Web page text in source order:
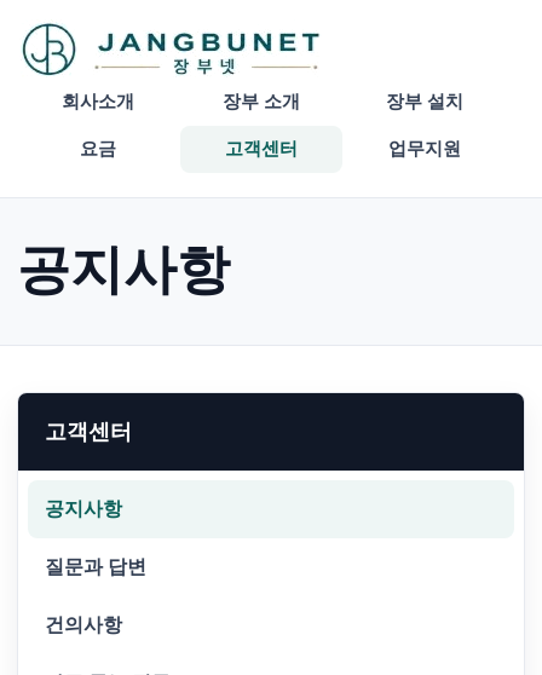
회사소개 장부 소개 장부 설치
요금 고객센터 업무지원
공지사항
고객센터
공지사항
질문과 답변
건의사항